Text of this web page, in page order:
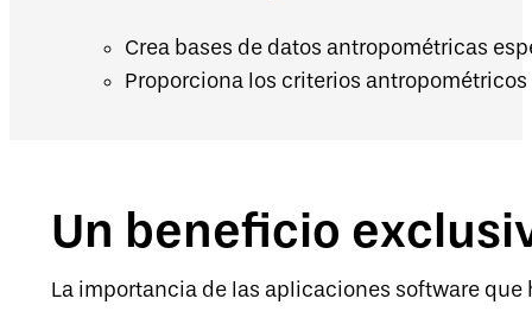
Crea bases de datos antropométricas
Proporciona los criterios
Un beneficio
La importancia de las aplicaciones software que